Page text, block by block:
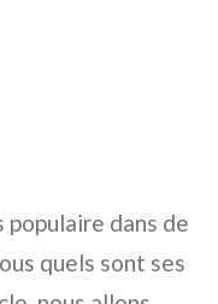
dans de
quels sont ses